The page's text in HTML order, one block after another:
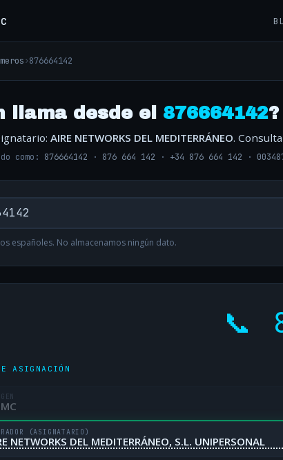
›876664142
llama desde el 876664142?
AIRE NETWORKS DEL MEDITERRÁNEO.
como: 876664142 · 876 664 142 · +34 876 664 142 ·
españoles. No almacenamos ningún dato.
📞
ASIGNACIÓN
(ASIGNATARIO)
NETWORKS DEL MEDITERRÁNEO, S.L. UNIPERSONAL